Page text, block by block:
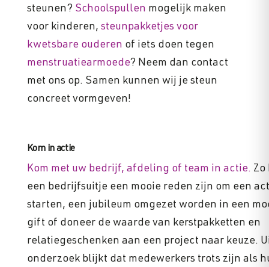
steunen? Schoolspullen mogelijk maken
voor kinderen, steunpakketjes voor
kwetsbare ouderen of iets doen tegen
menstruatiearmoede? Neem dan contact
met ons op. Samen kunnen wij je steun
concreet vormgeven!
Kom in actie
Kom met uw bedrijf, afdeling of team in actie. Zo
een bedrijfsuitje een mooie reden zijn om een
starten, een jubileum omgezet worden in een
gift of doneer de waarde van kerstpakketten en
relatiegeschenken aan een project naar keuze.
onderzoek blijkt dat medewerkers trots zijn als